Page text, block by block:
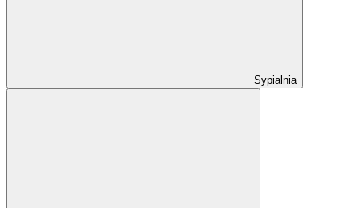
Sypialnia